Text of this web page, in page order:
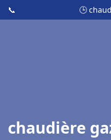
📞 🕒
chaudière